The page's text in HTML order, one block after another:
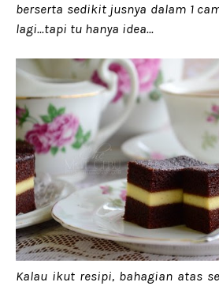
berserta sedikit jusnya dalam 1
lagi...tapi tu hanya idea...
Kalau ikut resipi, bahagian atas